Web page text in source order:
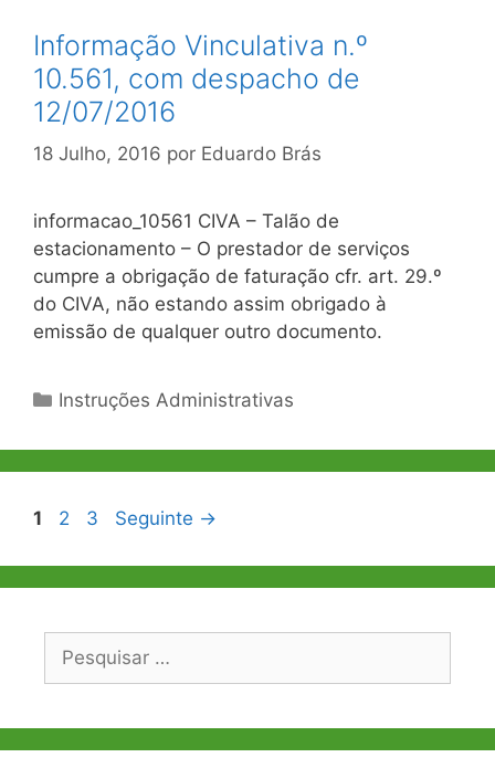
Informação Vinculativa n.º
10.561, com despacho de
12/07/2016
18 Julho, 2016 por Eduardo Brás
informacao_10561 CIVA – Talão de
estacionamento – O prestador de serviços
cumpre a obrigação de faturação cfr. art. 29.º
do CIVA, não estando assim obrigado à
emissão de qualquer outro documento.
Categorias
Instruções Administrativas
Navegação
artigos
Página
1 Página
2 Página
3 Seguinte →
Pesquisar